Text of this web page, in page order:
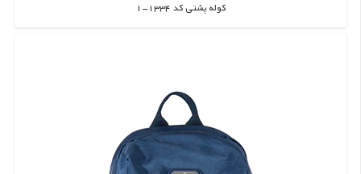
کوله پشتی کد 1334-1
اطلاعات بیشتر